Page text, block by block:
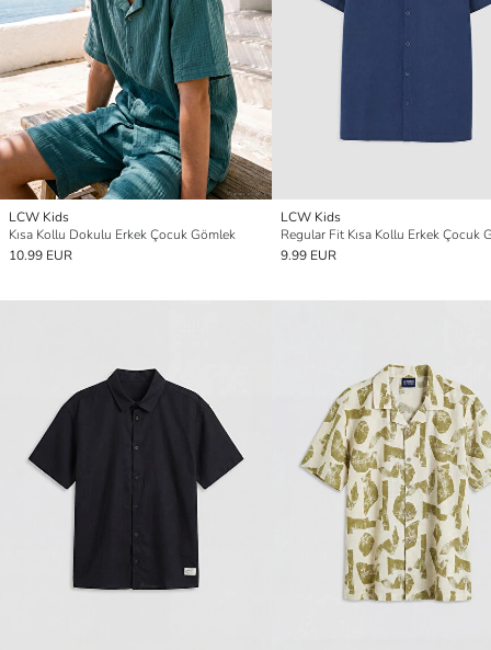
LCW Kids
Kısa Kollu Dokulu Erkek Çocuk Gömlek
10.99 EUR
LCW Kids
Regular Fit Kısa Kollu Erkek Çocuk
9.99 EUR